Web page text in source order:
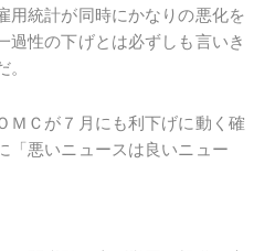
用統計が同時にかなりの悪化を
過性の下げとは必ずしも言いき
ＭＣが７月にも利下げに動く確
「悪いニュースは良いニュー